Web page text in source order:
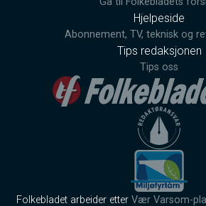
Hjelpeside
Abonnement, TV, teknisk og
Tips redaksjonen
Tips oss
Folkebladet arbeider etter Vær Varsom-